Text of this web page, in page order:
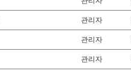
관리자
관리자
관리자